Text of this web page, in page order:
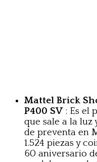
Mattel Brick
P400 SV: Es el
que sale a la luz
de preventa en
1.524 piezas y
60 aniversario